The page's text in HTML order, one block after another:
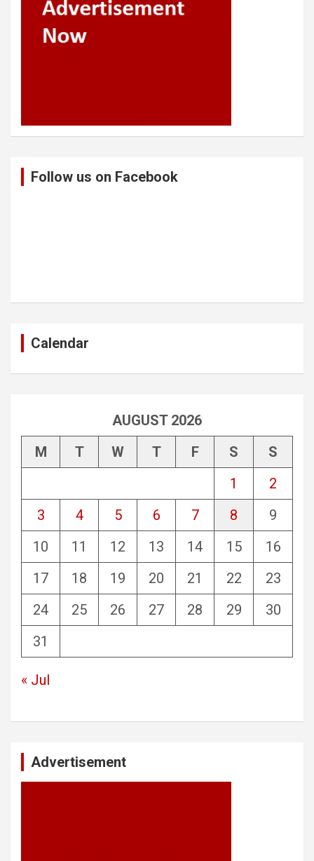
Follow us on Facebook
Calendar
AUGUST 2026
M
T W T F S
S
1
2
3
4 5 6 7 8
9
10
11 12 13 14 15
16
17
18 19 20 21 22
23
24
25 26 27 28 29
30
31
« Jul
Advertisement